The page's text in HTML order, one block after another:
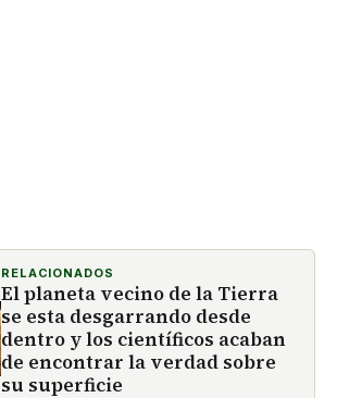
RELACIONADOS
El planeta vecino de la Tierra
se esta desgarrando desde
dentro y los científicos acaban
de encontrar la verdad sobre
su superficie